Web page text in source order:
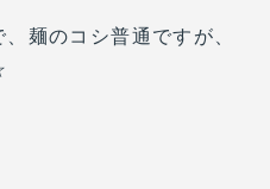
麺のコシ普通ですが、